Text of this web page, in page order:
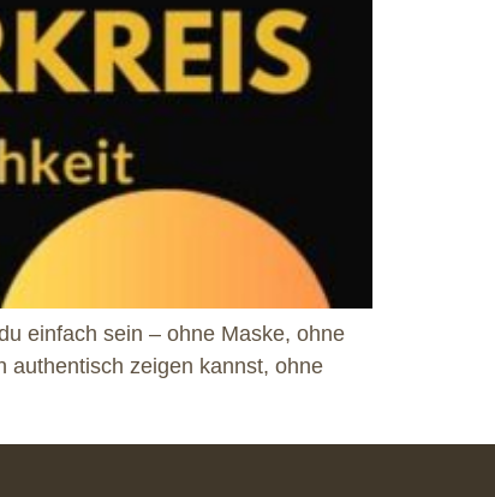
einfach sein – ohne Maske, ohne
authentisch zeigen kannst, ohne